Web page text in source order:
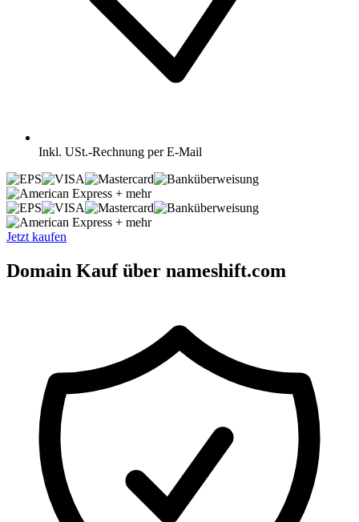
Inkl. USt.-Rechnung per E-Mail
+ mehr
+ mehr
Jetzt kaufen
Domain Kauf über nameshift.com